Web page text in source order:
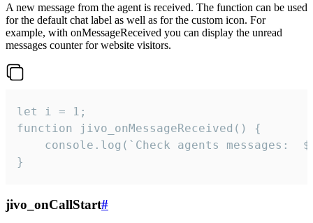
A new message from the agent is received. The function can be used
for the default chat label as well as for the custom icon. For
example, with onMessageReceived you can display the unread
messages counter for website visitors.
let i = 1;
function jivo_onMessageReceived() {
}
jivo_onCallStart#